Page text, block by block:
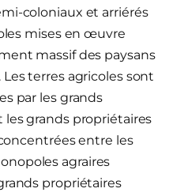
coloniaux et arriérés
mises en œuvre
massif des paysans
terres agricoles sont
par les grands
les grands propriétaires
entre les
agraires
propriétaires